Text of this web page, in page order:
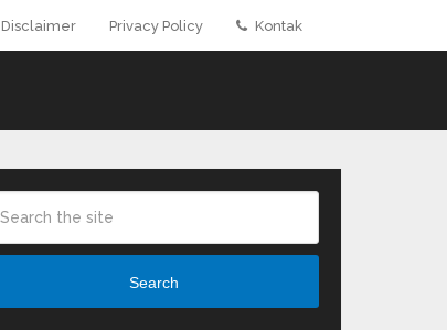
Disclaimer Privacy Policy Kontak
Search